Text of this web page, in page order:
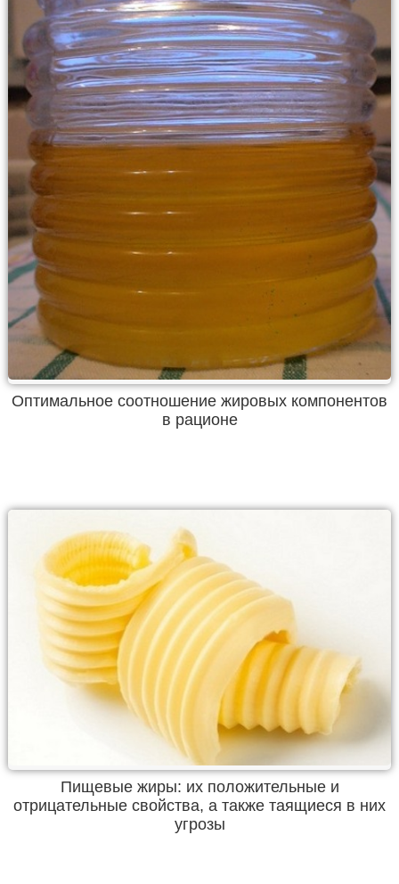
Оптимальное соотношение жировых компонентов
в рационе
Пищевые жиры: их положительные и
отрицательные свойства, а также таящиеся в них
угрозы